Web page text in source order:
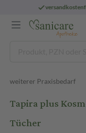
ab 29 € und für E-Rezepte
weiterer Praxisbedarf
Tapira plus
Tücher